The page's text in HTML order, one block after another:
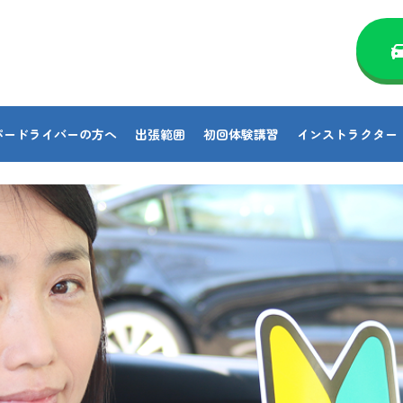
ドライバーの方へ 出張範囲 初回体験講習 インストラクター